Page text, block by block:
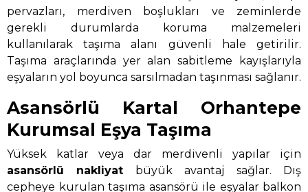
pervazları, merdiven boşlukları ve zeminlerde
gerekli durumlarda koruma malzemeleri
kullanılarak taşıma alanı güvenli hale getirilir.
Taşıma araçlarında yer alan sabitleme kayışlarıyla
eşyaların yol boyunca sarsılmadan taşınması sağlanır.
Asansörlü Kartal Orhantepe
Kurumsal Eşya Taşıma
Yüksek katlar veya dar merdivenli yapılar için
asansörlü nakliyat büyük avantaj sağlar. Dış
cepheye kurulan taşıma asansörü ile eşyalar balkon